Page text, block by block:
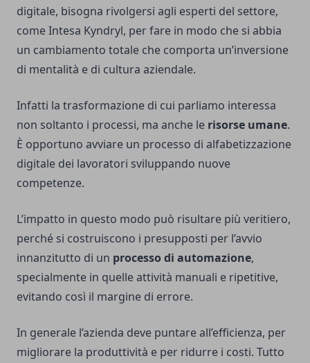
digitale, bisogna rivolgersi agli esperti del settore,
comeIntesa Kyndryl, per fare in modo che si abbia
un cambiamento totale che comporta un’inversione
di mentalità e di cultura aziendale.
Infatti la trasformazione di cui parliamo interessa
non soltanto i processi, ma anche le risorse umane.
È opportuno avviare un processo di alfabetizzazione
digitale dei lavoratori sviluppando nuove
competenze.
L’impatto in questo modo può risultare più veritiero,
perché si costruiscono i presupposti per l’avvio
innanzitutto di un processo di automazione,
specialmente in quelle attività manuali e ripetitive,
evitando così il margine di errore.
In generale l’azienda deve puntare all’efficienza, per
migliorare la produttività e per ridurre i costi. Tutto